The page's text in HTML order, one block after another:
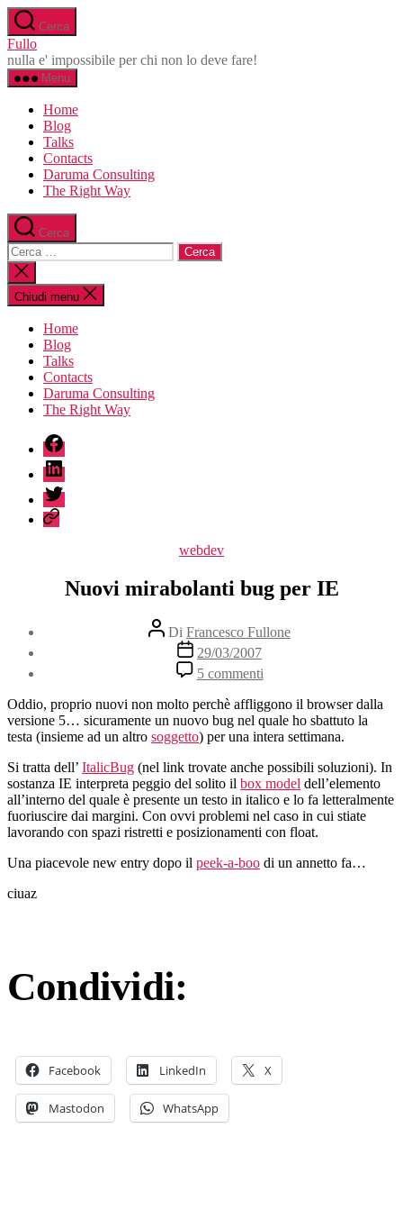
Salta
al
contenuto
Cerca
Fullo
nulla e' impossibile per chi non lo deve fare!
Menu
Home
Blog
Talks
Contacts
Daruma Consulting
The Right Way
Cerca
Cerca:
Chiudi
la
ricerca
Chiudi menu
Home
Blog
Talks
Contacts
Daruma Consulting
The Right Way
fb
linkedin
twitter
sessionize
Categorie
webdev
Nuovi mirabolanti bug per IE
Autore
articolo
Di Francesco Fullone
Data
dell'articolo
29/03/2007
5 commentisu
Nuovi
mirabolanti
bug
per
Oddio, proprio nuovi non molto perchè affliggono il browser dalla
versione 5… sicuramente un nuovo bug nel quale ho sbattuto la
testa (insieme ad un altro soggetto) per una intera settimana.
Si tratta dell’ ItalicBug (nel link trovate anche possibili soluzioni). In
sostanza IE interpreta peggio del solito il box model dell’elemento
all’interno del quale è presente un testo in italico e lo fa letteralmente
fuoriuscire dai margini. Con ovvi problemi nel caso in cui stiate
lavorando con spazi ristretti e posizionamenti con float.
Una piacevole new entry dopo il peek-a-boo di un annetto fa…
ciuaz
Condividi:
Facebook LinkedIn X
Mastodon WhatsApp